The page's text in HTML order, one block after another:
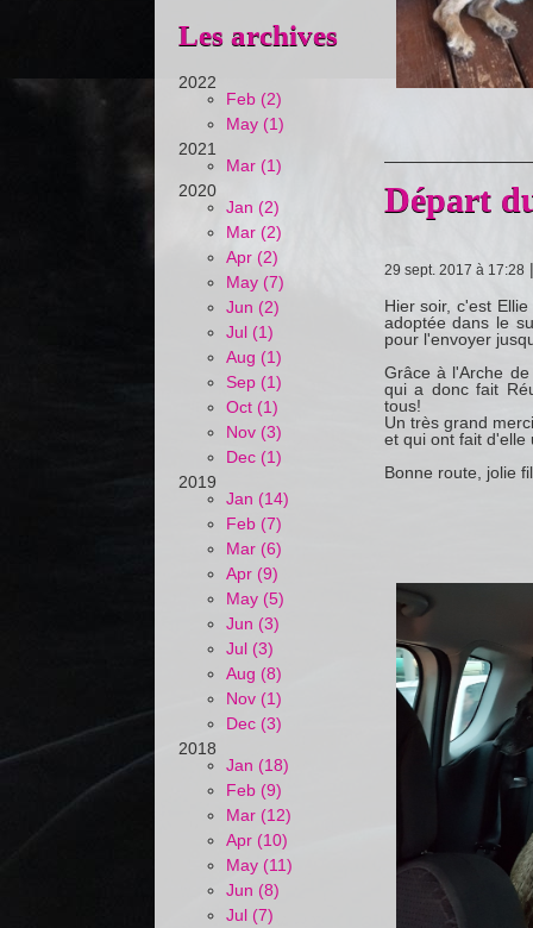
Les archives
2022
Feb (2)
May (1)
2021
Mar (1)
2020
Jan (2)
Mar (2)
Apr (2)
May (7)
Jun (2)
Jul (1)
Aug (1)
Sep (1)
Oct (1)
Nov (3)
Dec (1)
2019
Jan (14)
Feb (7)
Mar (6)
Apr (9)
May (5)
Jun (3)
Jul (3)
Aug (8)
Nov (1)
Dec (3)
2018
Jan (18)
Feb (9)
Mar (12)
Apr (10)
May (11)
Jun (8)
Jul (7)
Départ
29 sept. 2017 à 17:28
Hier soir, c'est
adoptée dans le
pour l'envoyer
Grâce à l'Arche
qui a donc fait
tous!
Un très grand
et qui ont fait d'elle
Bonne route, jolie